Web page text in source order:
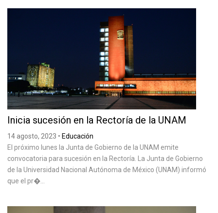
Inicia sucesión en la Rectoría de la UNAM
14 agosto, 2023 • Educación
El próximo lunes la Junta de Gobierno de la UNAM emite
convocatoria para sucesión en la Rectoría. La Junta de Gobierno
de la Universidad Nacional Autónoma de México (UNAM) informó
que el pr�...